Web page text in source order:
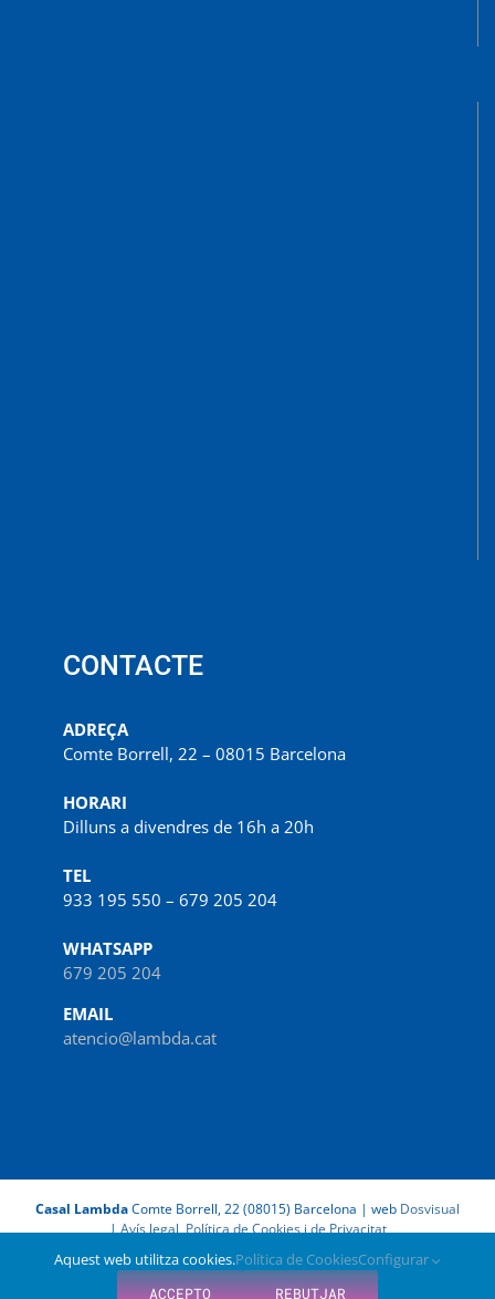
CONTACTE
ADREÇA
Comte Borrell, 22 – 08015 Barcelona
HORARI
Dilluns a divendres de 16h a 20h
TEL
933 195 550 – 679 205 204
WHATSAPP
679 205 204
EMAIL
atencio@lambda.cat
Casal LambdaComte Borrell, 22 (08015) Barcelona | web Dosvisual
|Avís legal, Política de Cookies i de Privacitat
Facebook
X Instagram
LinkedIn
Spotify
IVoox
Aquest web utilitza cookies.Política de CookiesConfigurar
ACCEPTO
REBUTJAR